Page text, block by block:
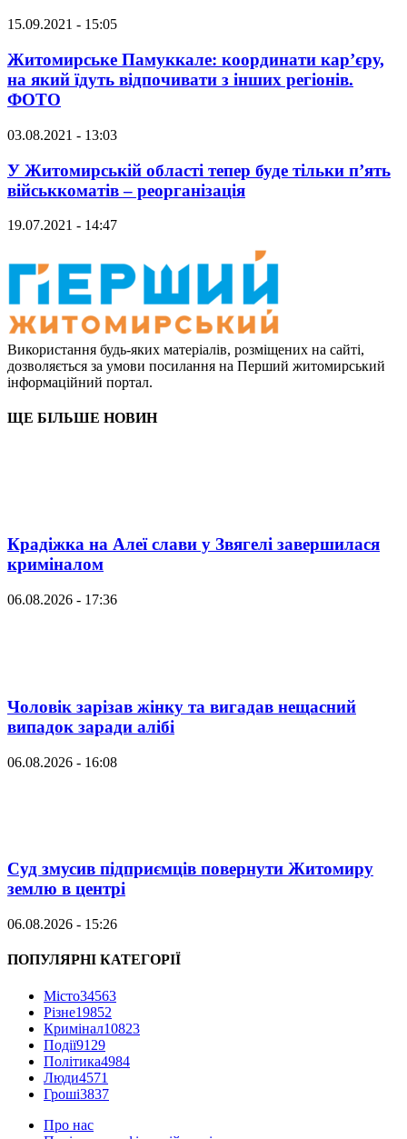
15.09.2021 - 15:05
Житомирське Памуккале: координати кар’єру,
на який їдуть відпочивати з інших регіонів.
ФОТО
03.08.2021 - 13:03
У Житомирській області тепер буде тільки п’ять
військкоматів – реорганізація
19.07.2021 - 14:47
Використання будь-яких матеріалів, розміщених на сайті,
дозволяється за умови посилання на Перший житомирський
інформаційний портал.
ЩЕ БІЛЬШЕ НОВИН
Крадіжка на Алеї слави у Звягелі завершилася
криміналом
06.08.2026 - 17:36
Чоловік зарізав жінку та вигадав нещасний
випадок заради алібі
06.08.2026 - 16:08
Суд змусив підприємців повернути Житомиру
землю в центрі
06.08.2026 - 15:26
ПОПУЛЯРНІ КАТЕГОРІЇ
Місто34563
Різне19852
Кримінал10823
Події9129
Політика4984
Люди4571
Гроші3837
Про нас